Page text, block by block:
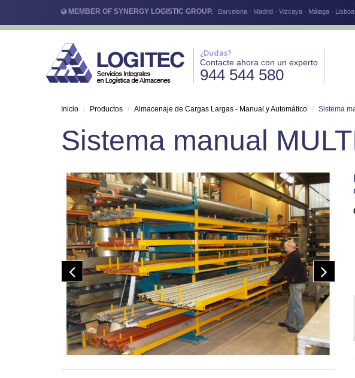
MEMBER OF SYNERGY LOGISTIC GROUP. Barcelona · Madrid · Vizcaya · Málaga ·
¿Dudas?
Contacte ahora con un experto
944 544 580
Inicio Productos Almacenaje de Cargas Largas - Manual y Automático Sistema
Sistema manual